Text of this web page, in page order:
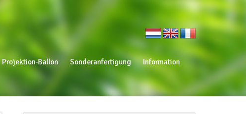
Projektion-Ballon Sonderanfertigung
Information